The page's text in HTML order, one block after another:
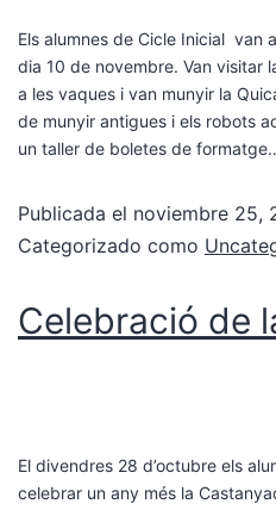
Els alumnes de Cicle Inicial van
dia 10 de novembre. Van visitar
a les vaques i van munyir la
de munyir antigues i els robots
un taller de boletes de
Publicada el noviembre 25,
Categorizado como
Celebració de
El divendres 28 d’octubre els
celebrar un any més la